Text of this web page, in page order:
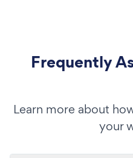
Frequently
Learn more about
your